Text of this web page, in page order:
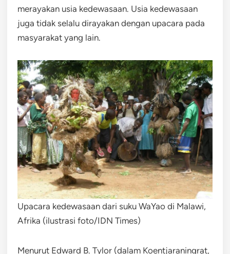
merayakan usia kedewasaan. Usia kedewasaan
juga tidak selalu dirayakan dengan upacara pada
masyarakat yang lain.
Upacara kedewasaan dari suku WaYao di Malawi,
Afrika (ilustrasi foto/IDN Times)
Menurut Edward B. Tylor (dalam Koentjaraningrat,